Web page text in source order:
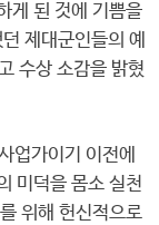
게 된 것에 기쁨을
제대군인들의 예
수상 소감을 밝혔
업가이기 이전에
미덕을 몸소 실천
위해 헌신적으로